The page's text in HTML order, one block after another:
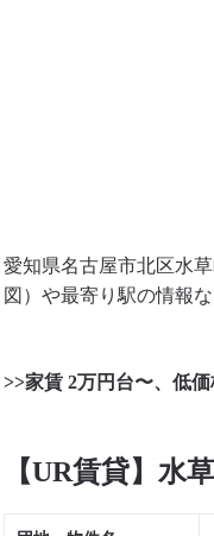
愛知県名古屋市北区水
図）や最寄り駅の情報
>>家賃 2万円台〜、低
【UR賃貸】水